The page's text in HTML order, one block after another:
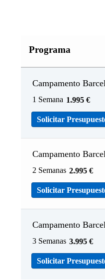
Programa
Campamento
1 Semana 1.995 €
Solicitar
Campamento
2 Semanas 2.995 €
Solicitar
Campamento
3 Semanas 3.995 €
Solicitar